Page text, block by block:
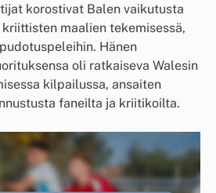
korostivat Balen vaikutusta
maalien tekemisessä,
Hänen
oli ratkaiseva Walesin
kilpailussa, ansaiten
faneilta ja kriitikoilta.